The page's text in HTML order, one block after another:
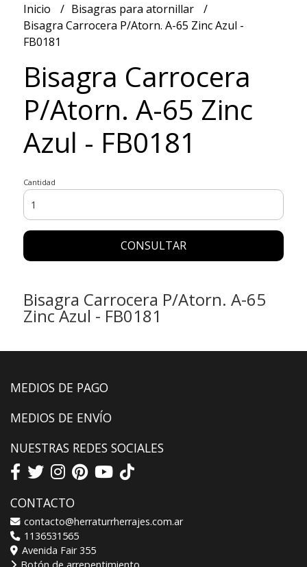
Inicio
Bisagras para atornillar
Bisagra Carrocera P/Atorn. A-65 Zinc Azul -
FB0181
Bisagra Carrocera
P/Atorn. A-65 Zinc
Azul - FB0181
Cantidad
CONSULTAR
Bisagra Carrocera P/Atorn. A-65
Zinc Azul - FB0181
MEDIOS DE PAGO
MEDIOS DE ENVÍO
NUESTRAS REDES SOCIALES
CONTACTO
contacto@herraturrherrajes.com.ar
1136531565
Avenida Fair 355